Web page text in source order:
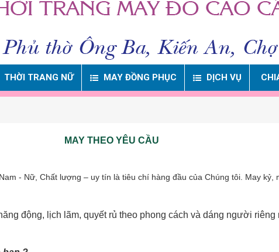
THỜI TRANG NỮ MAY ĐỒNG PHỤC DỊCH VỤ
MAY THEO YÊU CẦU
- Nữ, Chất lượng – uy tín là tiêu chí hàng đầu của Chúng tôi. May
động, lịch lãm, quyết rủ theo phong cách và dáng người